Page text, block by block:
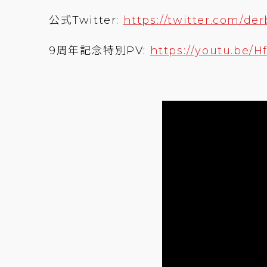
公式Twitter: https://twitter.com/
9周年記念特別PV: https://youtu.be/